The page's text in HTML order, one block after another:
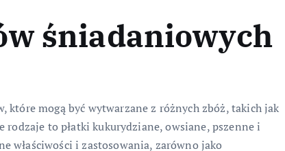
śniadaniowych
które mogą być wytwarzane z różnych zbóż, takich jak
to płatki kukurydziane, owsiane, pszenne i
właściwości i zastosowania, zarówno jako